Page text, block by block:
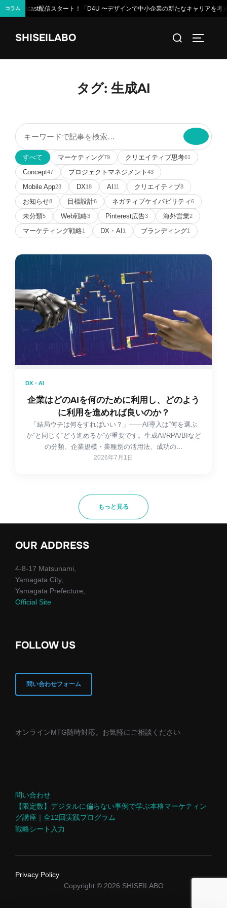
コラム
Podcast配信スタート！「D4U 〜デザインで中小企業の新たなキャリアを考え
SHISEILABO
検
対
タグ: 生成AI
記
事
を
検
索
すべて マーケティング79 クリエイティブ思考61
Concept47 プロジェクトマネジメント 43
Mobile App23 DX18 AI11 クリエイティブ8
お知らせ8 目標設計6 ネガティブケイパビリティ6
未分類5 Web戦略3 Pinterest広告3 海外営業2
マーケティング戦略1 DX・AI1 ブランディング1
DX・AI
企業はどのAIを何のために利用し、どのよう
に利用を進めれば良いのか？
「結局ウチは何をすればいい？」——AI導入は“何を選ぶ
か”と同じく“どう進めるか”が重要です。生成AI/RPA/BIなど
の分類、企業規模・業種別の活用法、成功の…
2026年7月1日
もっと見る
OUR ADDRESS
4-8-17 Matsunami,
Yamagata City,
Yamagata Prefecture,
Official Site
FOLLOW US
問い合わせフォーム
オンラインMTG随時対応。お気軽にご相談ください
問い合わせ
【限定数】デジタルに偏らない事例で学ぶ本格マーケティン
グ講座｜全12回実践プログラム
戦略シート入力
Privacy Policy
Copyright © 2026 SHISEILABO